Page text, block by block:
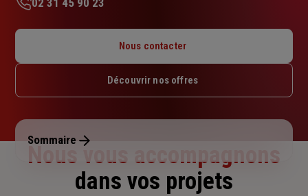
étoiles
Mardi : 09h – 12h30 / 13h30 – 17h
Jeudi : 09h – 12h30 / 13h30 – 17h
Dimanche : Fermé
Nous contacter
Découvrir nos offres
Sommaire
Nous vous accompagnons
dans vos projets